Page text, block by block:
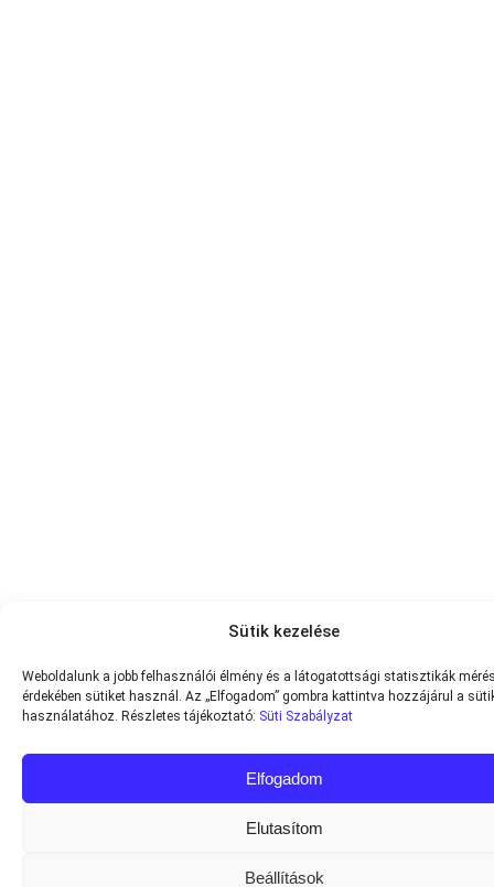
Sütik kezelése
Weboldalunk a jobb felhasználói élmény és a látogatottsági statisztikák
érdekében sütiket használ. Az „Elfogadom” gombra kattintva hozzájárul a
használatához. Részletes tájékoztató: Süti Szabályzat
Elfogadom
Elutasítom
Beállítások